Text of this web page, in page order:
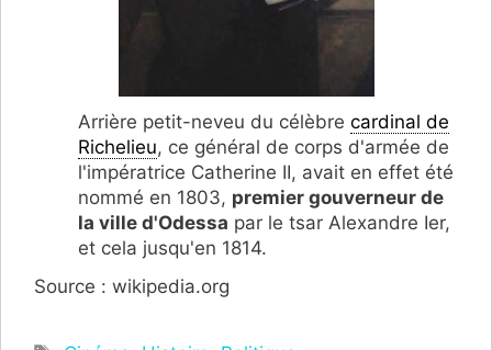
Arrière petit-neveu du célèbre cardinal de
Richelieu, ce général de corps d'armée de
l'impératrice Catherine II, avait en effet été
nommé en 1803, premier gouverneur de
la ville d'Odessa par le tsar Alexandre Ier,
et cela jusqu'en 1814.
Source : wikipedia.org